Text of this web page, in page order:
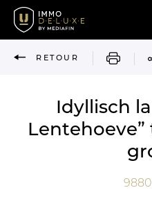
RETOUR
Idyllisch
9880